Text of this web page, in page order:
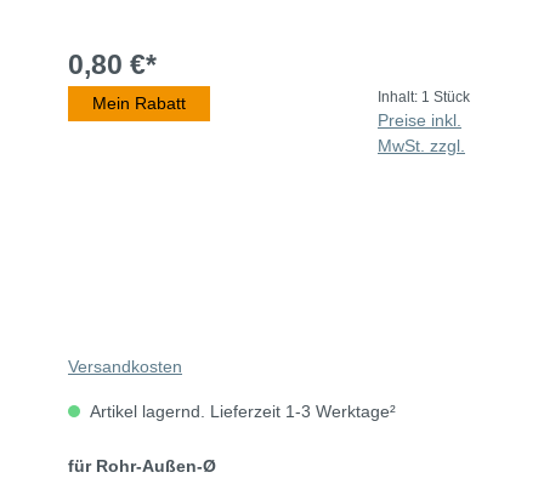
0,80 €*
Mein Rabatt Inhalt: 1 Stück
Preise inkl.
MwSt. zzgl.
Versandkosten
Artikel lagernd. Lieferzeit 1-3 Werktage²
für Rohr-Außen-Ø